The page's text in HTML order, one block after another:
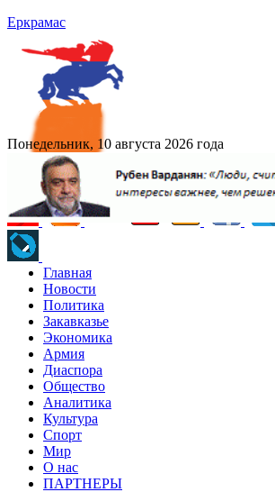
Еркрамас
Понедельник, 10 августа 2026 года
Главная
Новости
Политика
Закавказье
Экономика
Армия
Диаспора
Общество
Аналитика
Культура
Спорт
Мир
О нас
ПАРТНЕРЫ